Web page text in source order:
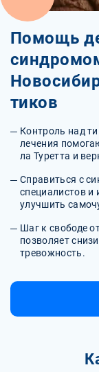
Помощь
тиков
Контроль над
лечения
ла Туретта и
Справиться с
специалистов
улучшить
Шаг к свободе
позволяет
тревожность.